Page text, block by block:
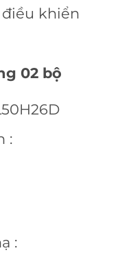
khiển
02 bộ
con :
:
hạ :